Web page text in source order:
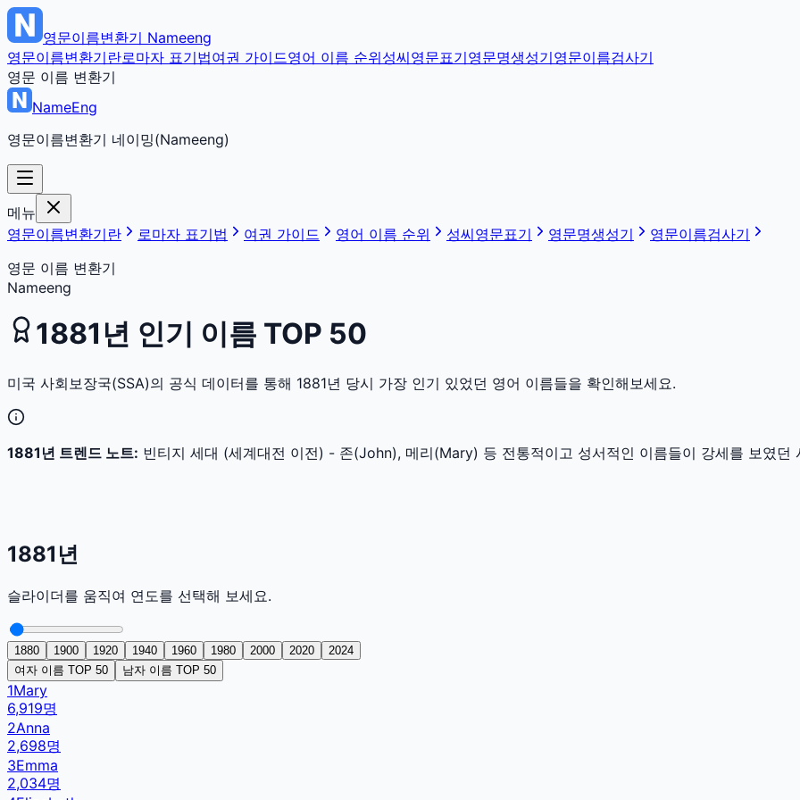
영문이름변환기 Nameeng
영문이름변환기란로마자 표기법여권 가이드영어 이름 순위성씨영문표기영문명생성기영문이름검사기
영문 이름 변환기
NameEng
영문이름변환기 네이밍(Nameeng)
메뉴
영문이름변환기란
로마자 표기법 여권 가이드 영어 이름 순위 성씨영문표기 영문명생성기
영문이름검사기
영문 이름 변환기
Nameeng
1881 년 인기 이름 TOP 50
미국 사회보장국(SSA)의 공식 데이터를 통해 1881년 당시 가장 인기 있었던 영어 이름들을 확인해보세요.
1881 년 트렌드 노트: 빈티지 세대 (세계대전 이전) - 존(John), 메리(Mary) 등 전통적이고 성서적인 이름들이 강세를 보였던
1881 년
슬라이더를 움직여 연도를 선택해 보세요.
1880 1900 1920 1940 1960 1980 2000 2020
2024
여자 이름 TOP 50
남자 이름 TOP 50
1Mary
6,919명
2Anna
2,698명
3Emma
2,034명